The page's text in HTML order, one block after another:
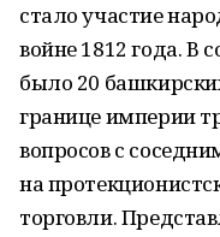
стало участие
войне 1812 года. В
было 20
границе империи
вопросов с
на
торговли.